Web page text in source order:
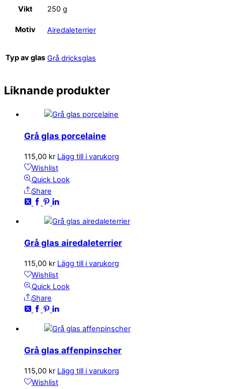
Vikt 250 g
Motiv Airedaleterrier
Typ av glas Grå dricksglas
Liknande produkter
Grå glas porcelaine
115,00 kr Lägg till i varukorg
Wishlist
Quick Look
Share
Grå glas airedaleterrier
115,00 kr Lägg till i varukorg
Wishlist
Quick Look
Share
Grå glas affenpinscher
115,00 kr Lägg till i varukorg
Wishlist